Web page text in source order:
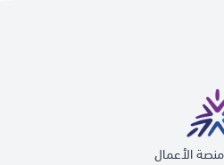
الأعمال